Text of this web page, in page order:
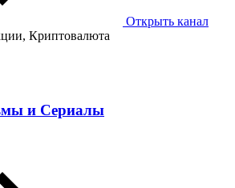
Открыть канал
Криптовалюта
и Сериалы